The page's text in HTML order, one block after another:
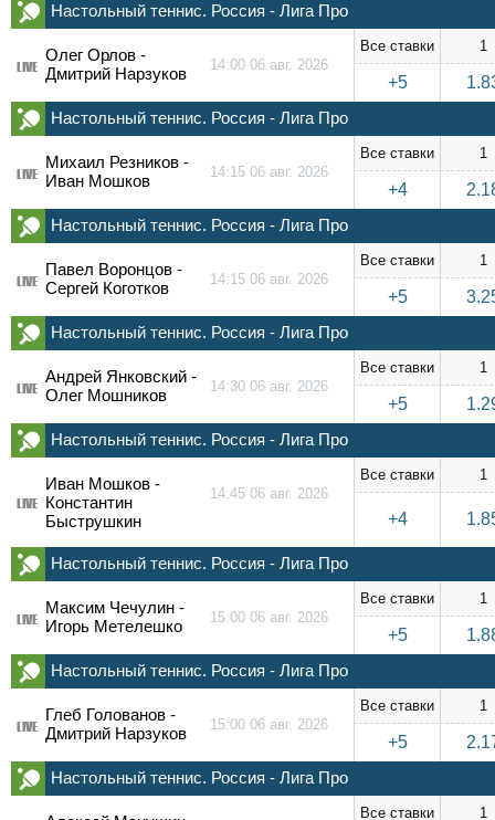
Настольный теннис. Россия - Лига Про
Олег Орлов -
Дмитрий Нарзуков
14:00 06 авг. 2026
LIVE
Все ставки 1
+5
Настольный теннис. Россия - Лига Про
Михаил Резников -
Иван Мошков
14:15 06 авг. 2026
LIVE
Все ставки 1
+4
Настольный теннис. Россия - Лига Про
Павел Воронцов -
Сергей Коготков
14:15 06 авг. 2026
LIVE
Все ставки 1
+5
Настольный теннис. Россия - Лига Про
Андрей Янковский -
Олег Мошников
14:30 06 авг. 2026
LIVE
Все ставки 1
+5
Настольный теннис. Россия - Лига Про
Иван Мошков -
Константин
Быструшкин
14:45 06 авг. 2026
LIVE
Все ставки 1
+4
Настольный теннис. Россия - Лига Про
Максим Чечулин -
Игорь Метелешко
15:00 06 авг. 2026
LIVE
Все ставки 1
+5
Настольный теннис. Россия - Лига Про
Глеб Голованов -
Дмитрий Нарзуков
15:00 06 авг. 2026
LIVE
Все ставки 1
+5
Настольный теннис. Россия - Лига Про
Все ставки 1